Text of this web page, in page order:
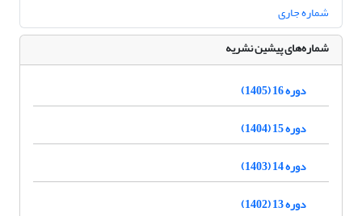
شماره جاری
شماره‌های پیشین نشریه
دوره 16 (1405)
دوره 15 (1404)
دوره 14 (1403)
دوره 13 (1402)